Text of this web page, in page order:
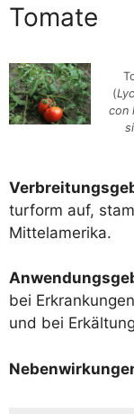
Tomate
(
con
tur­form auf,
Mittelamerika.
bei
und bei